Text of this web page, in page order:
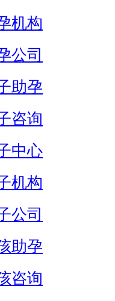
机构
公司
助孕
咨询
中心
机构
公司
助孕
咨询